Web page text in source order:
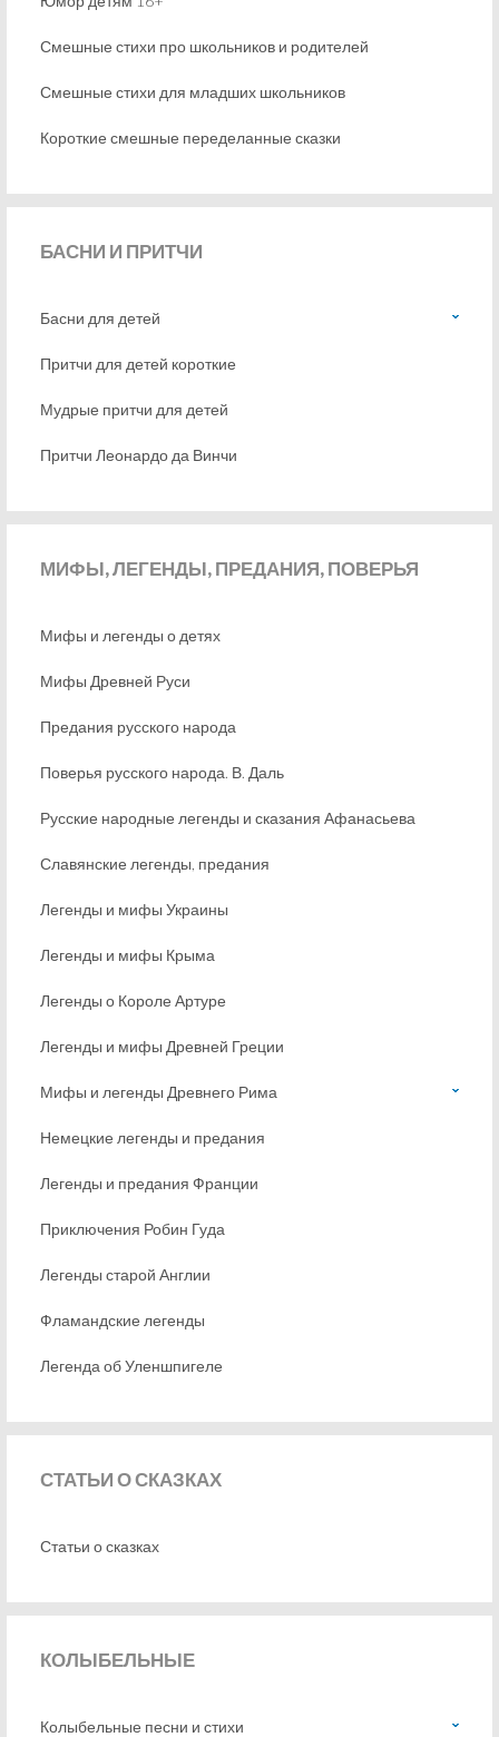
Смешные стихи про школьников и родителей
Смешные стихи для младших школьников
Короткие смешные переделанные сказки
БАСНИ И ПРИТЧИ
Басни для детей
Притчи для детей короткие
Мудрые притчи для детей
Притчи Леонардо да Винчи
МИФЫ,ЛЕГЕНДЫ, ПРЕДАНИЯ, ПОВЕРЬЯ
Мифы и легенды о детях
Мифы Древней Руси
Предания русского народа
Поверья русского народа. В. Даль
Русские народные легенды и сказания Афанасьева
Славянские легенды, предания
Легенды и мифы Украины
Легенды и мифы Крыма
Легенды о Короле Артуре
Легенды и мифы Древней Греции
Мифы и легенды Древнего Рима
Немецкие легенды и предания
Легенды и предания Франции
Приключения Робин Гуда
Легенды старой Англии
Фламандские легенды
Легенда об Уленшпигеле
СТАТЬИО СКАЗКАХ
Статьи о сказках
КОЛЫБЕЛЬНЫЕ
Колыбельные песни и стихи